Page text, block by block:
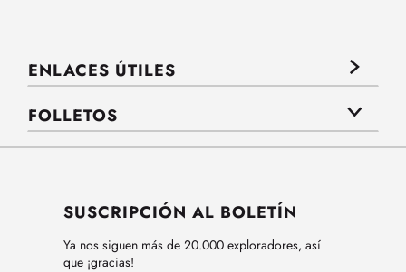
ENLACES ÚTILES
FOLLETOS
SUSCRIPCIÓN AL BOLETÍN
Ya nos siguen más de 20.000 exploradores, así
que ¡gracias!